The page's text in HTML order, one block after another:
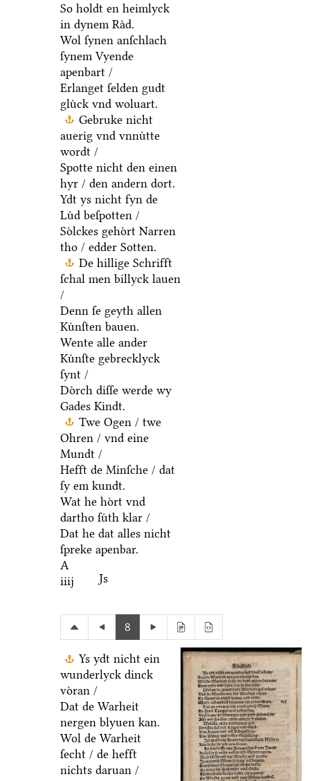
So holdt en heimlyck
in dynem Raͤd.
Wol ſynen anſchlach
ſynem Vyende
apenbart /
Erlanget ſelden gudt
gluͤck vnd woluart.
Gebruke nicht
auerig vnd vnnuͤtte
wordt /
Spotte nicht den einen
hyr / den andern dort.
Ydt ys nicht fyn de
Luͤd beſpotten /
Soͤlckes gehoͤrt Narren
tho / edder Sotten.
De hillige Schrifft
ſchal men billyck lauen
/
Denn ſe geyth allen
Kuͤnſten bauen.
Wente alle ander
Kuͤnſte gebrecklyck
ſynt /
Doͤrch diſſe werde wy
Gades Kindt.
Twe Ogen / twe
Ohren / vnd eine
Mundt /
Hefft de Minſche / dat
ſy em kundt.
Wat he hoͤrt vnd
dartho ſuͤth klar /
Dat he dat alles nicht
ſpreke apenbar.
A
iiij
Js
8
Ys ydt nicht ein
wunderlyck dinck
voͤran /
Dat de Warheit
nergen blyuen kan.
Wol de Warheit
ſecht / de hefft
nichts daruan /